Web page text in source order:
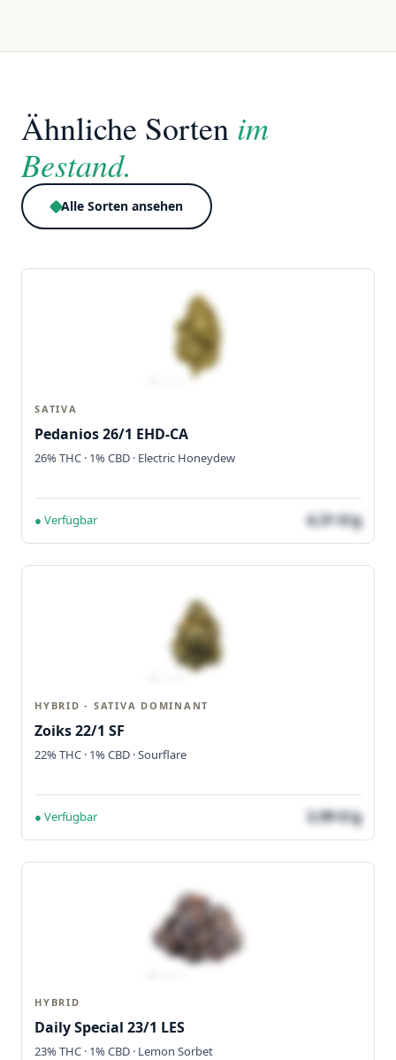
Ähnliche Sorten im
Bestand.
Alle Sorten ansehen
SATIVA
Pedanios 26/1 EHD-CA
26% THC · 1% CBD · Electric Honeydew
● Verfügbar 4,31 €/g
HYBRID - SATIVA DOMINANT
Zoiks 22/1 SF
22% THC · 1% CBD · Sourflare
● Verfügbar 3,99 €/g
HYBRID
Daily Special 23/1 LES
23% THC · 1% CBD · Lemon Sorbet